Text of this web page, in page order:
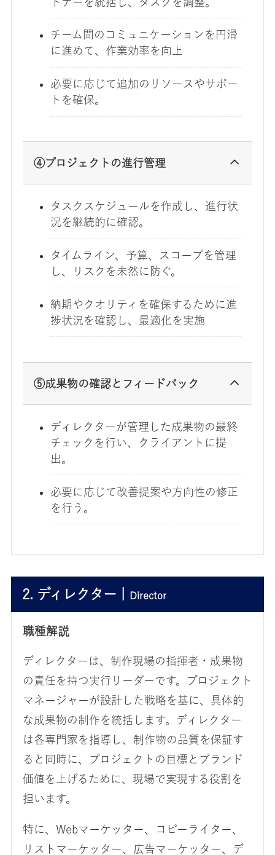
チーム間のコミュニケーションを円滑
に進めて、作業効率を向上
必要に応じて追加のリソースやサポー
トを確保。
④プロジェクトの進行管理
タスクスケジュールを作成し、進行状
況を継続的に確認。
タイムライン、予算、スコープを管理
し、リスクを未然に防ぐ。
納期やクオリティを確保するために進
捗状況を確認し、最適化を実施
⑤成果物の確認とフィードバック
ディレクターが管理した成果物の最終
チェックを行い、クライアントに提
出。
必要に応じて改善提案や方向性の修正
を行う。
2. ディレクター | Director
職種解説
ディレクターは、制作現場の指揮者・成果物
の責任を持つ実行リーダーです。プロジェクト
マネージャーが設計した戦略を基に、具体的
な成果物の制作を統括します。ディレクター
は各専門家を指導し、制作物の品質を保証す
ると同時に、プロジェクトの目標とブランド
価値を上げるために、現場で実現する役割を
担います。
特に、Webマーケッター、コピーライター、
リストマーケッター、広告マーケッター、デ